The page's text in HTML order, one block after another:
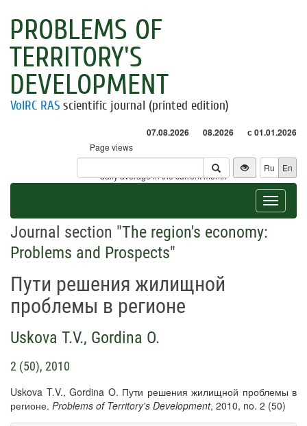
PROBLEMS OF
TERRITORY'S
DEVELOPMENT
VolRC RAS scientific journal (printed edition)
07.08.2026 08.2026 с 01.01.2026
Page views
Visitors
* - daily average in the current month
Ru En
Toggle
Journal section "The region's economy:
Problems and Prospects"
Пути решения жилищной
проблемы в регионе
Uskova T.V., Gordina O.
2 (50), 2010
Uskova T.V., Gordina O. Пути решения жилищной проблемы в
регионе. Problems of Territory's Development, 2010, no. 2 (50)